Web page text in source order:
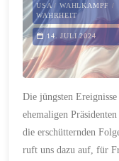
uns?"
USA/ WAHLKAMPF /
WAHRHEIT
14. JULI 2024
Die jüngsten
ehemaligen
die erschütternden
ruft uns dazu auf, für